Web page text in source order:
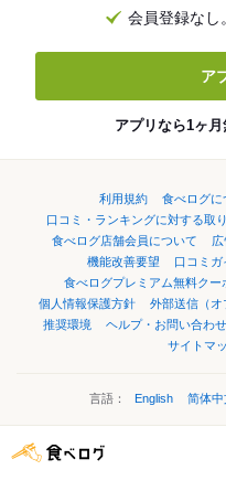
会員登録なし
ア
アプリなら1ヶ
利用規約 食べログに
口コミ・ランキングに対する取
食べログ店舗会員について
機能改善要望
口コミガ
食べログプレミアム無料クー
個人情報保護方針
外部送信（オ
推奨環境
ヘルプ・お問い合わせ
サイトマ
言語： English 简体中